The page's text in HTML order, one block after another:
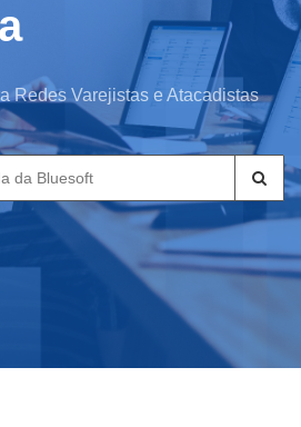
Redes Varejistas e Atacadistas